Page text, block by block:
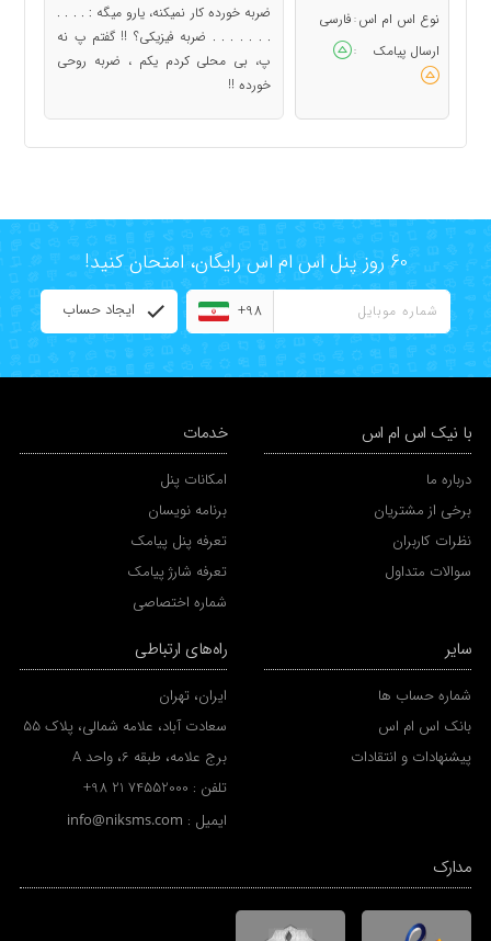
نوع اس ام اس : فارسی
ارسال پیامک
:
ﺿﺮﺑﻪ ﺧﻮﺭﺩﻩ ﮐﺎﺭ ﻧﻤﯿﮑﻨﻪ، ﯾﺎﺭﻭ ﻣﯿﮕﻪ : . . . .
. . . . . . . ﺿﺮﺑﻪ ﻓﯿﺰﯾﮑﯽ؟ !! ﮔﻔﺘﻢ پ نه
پ، ﺑﯽ ﻣﺤﻠﯽ ﮐﺮﺩﻡ ﯾﮑﻢ ، ﺿﺮﺑﻪ ﺭﻭﺣﯽ
ﺧﻮﺭﺩﻩ !!
60 روز پنل اس ام اس رایگان، امتحان کنید!
+98 ایجاد حساب
با نیک اس ام اس
درباره ما
برخی از مشتریان
نظرات کاربران
سوالات متداول
خدمات
امکانات پنل
برنامه نویسان
تعرفه پنل پیامک
تعرفه شارژ پیامک
شماره اختصاصی
سایر
شماره حساب ها
بانک اس ام اس
پیشنهادات و انتقادات
راه‌های ارتباطی
ایران، تهران
سعادت آباد، علامه شمالی، پلاک 55
برج علامه، طبقه 6، واحد A
تلفن : +98 21 74552000
ایمیل : info@niksms.com
مدارک